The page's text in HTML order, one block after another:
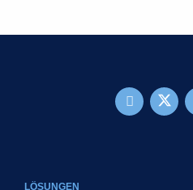
LÖSUNGEN